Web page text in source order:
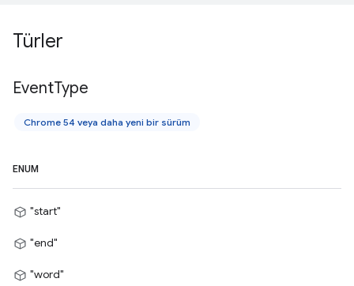
Türler
EventType
Chrome 54 veya daha yeni bir sürüm
ENUM
"start"
"end"
"word"